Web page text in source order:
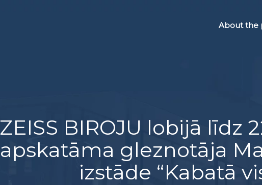
About the
ZEISS BIROJU lobijā līdz
apskatāma gleznotāja
izstāde “Kabatā